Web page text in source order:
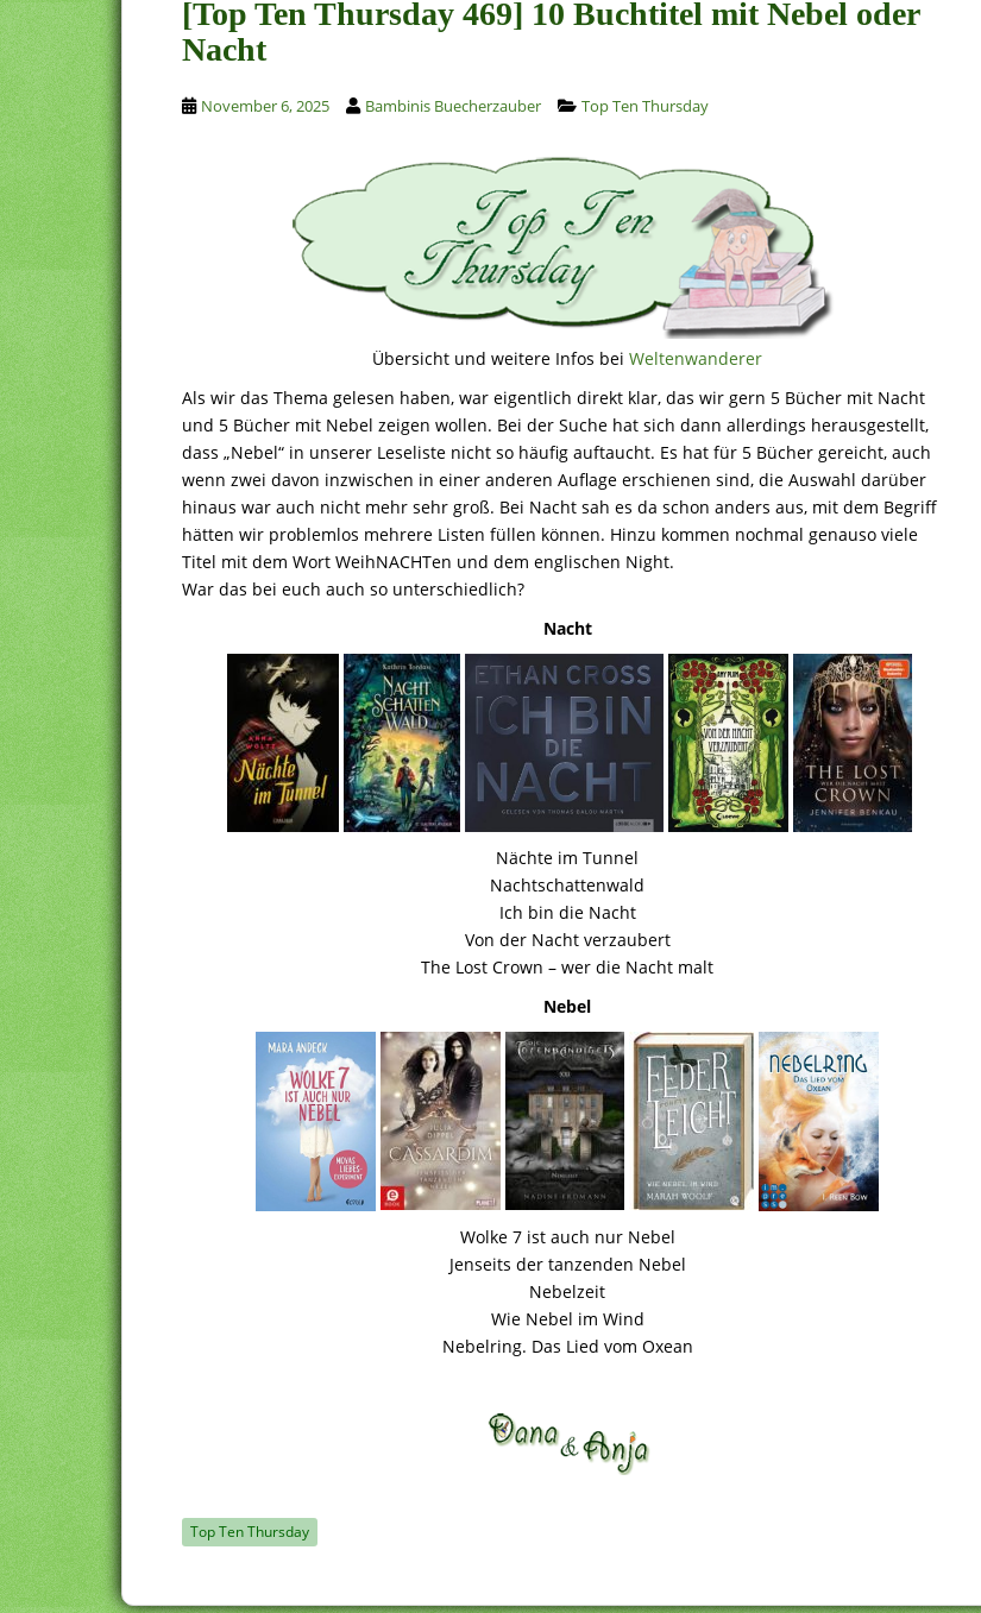
[Top Ten Thursday 469] 10 Buchtitel mit Nebel oder
Nacht
November 6, 2025 Bambinis Buecherzauber Top Ten Thursday
Übersicht und weitere Infos bei Weltenwanderer
Als wir das Thema gelesen haben, war eigentlich direkt klar, das wir gern 5 Bücher mit Nacht
und 5 Bücher mit Nebel zeigen wollen. Bei der Suche hat sich dann allerdings herausgestellt,
dass „Nebel“ in unserer Leseliste nicht so häufig auftaucht. Es hat für 5 Bücher gereicht, auch
wenn zwei davon inzwischen in einer anderen Auflage erschienen sind, die Auswahl darüber
hinaus war auch nicht mehr sehr groß. Bei Nacht sah es da schon anders aus, mit dem Begriff
hätten wir problemlos mehrere Listen füllen können. Hinzu kommen nochmal genauso viele
Titel mit dem Wort WeihNACHTen und dem englischen Night.
War das bei euch auch so unterschiedlich?
Nacht
Nächte im Tunnel
Nachtschattenwald
Ich bin die Nacht
Von der Nacht verzaubert
The Lost Crown – wer die Nacht malt
Nebel
Wolke 7 ist auch nur Nebel
Jenseits der tanzenden Nebel
Nebelzeit
Wie Nebel im Wind
Nebelring. Das Lied vom Oxean
Top Ten Thursday